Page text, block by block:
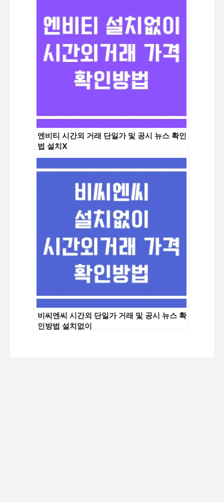
엔비티 시간외 거래 단일가 및 공시 뉴스 확인
법 설치X
비씨엔씨 시간외 단일가 거래 및 공시 뉴스 확
인방법 설치없이